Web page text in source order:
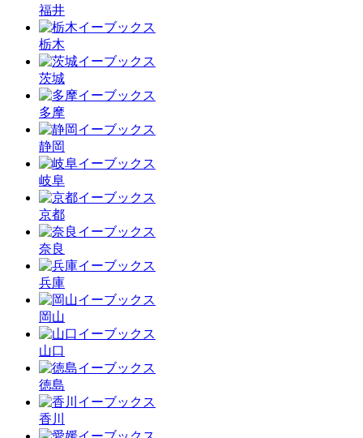
福井
栃木
茨城
多摩
静岡
岐阜
京都
奈良
兵庫
岡山
山口
徳島
香川